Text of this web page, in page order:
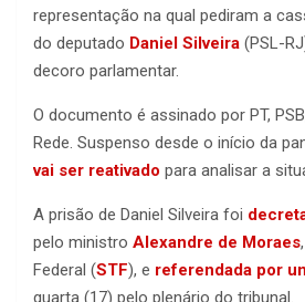
representação na qual pediram a
do deputado Daniel Silveira (PSL-
decoro parlamentar.
O documento é assinado por PT,
Rede. Suspenso desde o início da
vai ser reativado para analisar a
A prisão de Daniel Silveira foi
pelo ministro Alexandre de Moraes
Federal (STF), e referendada por
quarta (17) pelo plenário do tribunal.